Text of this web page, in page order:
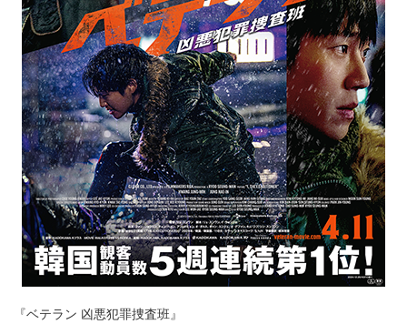
『ベテラン 凶悪犯罪捜査班』